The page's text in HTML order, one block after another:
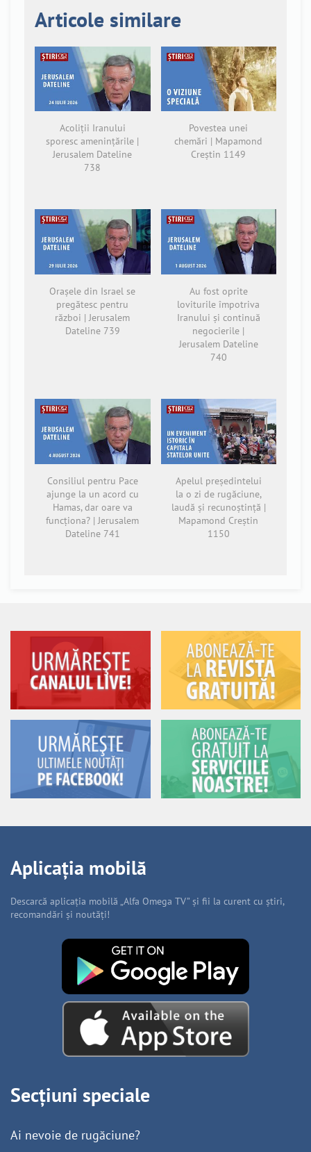
Articole similare
Acoliții Iranului
sporesc amenințările |
Jerusalem Dateline
738
Povestea unei
chemări | Mapamond
Creștin 1149
Orașele din Israel se
pregătesc pentru
război | Jerusalem
Dateline 739
Au fost oprite
loviturile împotriva
Iranului și continuă
negocierile |
Jerusalem Dateline
740
Consiliul pentru Pace
ajunge la un acord cu
Hamas, dar oare va
funcționa? | Jerusalem
Dateline 741
Apelul președintelui
la o zi de rugăciune,
laudă și recunoștință |
Mapamond Creștin
1150
Aplicația mobilă
Descarcă aplicația mobilă „Alfa Omega TV” și fii la curent cu știri,
recomandări și noutăți!
Secțiuni speciale
Ai nevoie de rugăciune?